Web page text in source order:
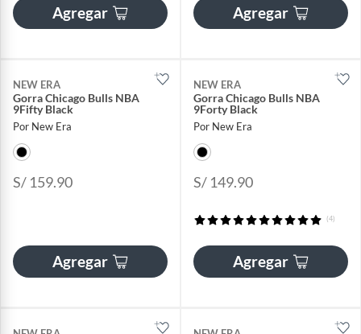
Agregar Agregar
NEW ERA
Gorra Chicago Bulls NBA
9Fifty Black
Por New Era
S/ 159.90
Agregar
NEW ERA
Gorra Chicago Bulls NBA
9Forty Black
Por New Era
S/ 149.90
(4)
Agregar